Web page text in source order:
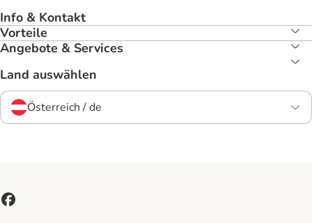
Info & Kontakt
Vorteile
Angebote & Services
Land auswählen
Österreich / de